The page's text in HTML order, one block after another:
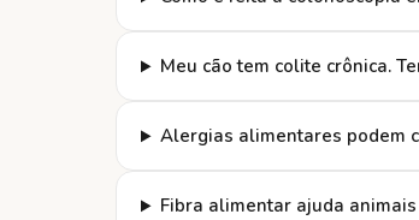
Meu cão tem colite crônica.
Alergias alimentares podem
Fibra alimentar ajuda